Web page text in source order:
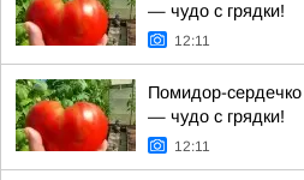
— чудо с грядки!
12:11
Помидор-
— чудо с грядки!
12:11